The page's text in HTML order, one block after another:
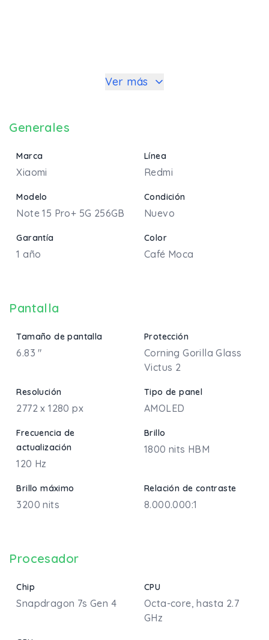
Ver más
Generales
Marca
Xiaomi
Línea
Redmi
Modelo
Note 15 Pro+ 5G 256GB
Condición
Nuevo
Garantía
1 año
Color
Café Moca
Pantalla
Tamaño de pantalla
6.83 "
Protección
Corning Gorilla Glass
Victus 2
Resolución
2772 x 1280 px
Tipo de panel
AMOLED
Frecuencia de
actualización
120 Hz
Brillo
1800 nits HBM
Brillo máximo
3200 nits
Relación de contraste
8.000.000:1
Procesador
Chip
Snapdragon 7s Gen 4
CPU
Octa-core, hasta 2.7
GHz